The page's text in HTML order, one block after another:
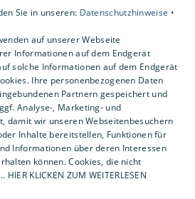
Sie in unseren: Datenschutzhinweise •
auf unserer Webseite
Informationen auf dem Endgerät
solche Informationen auf dem Endgerät
Ihre personenbezogenen Daten
Partnern gespeichert und
Analyse-, Marketing- und
damit wir unseren Webseitenbesuchern
Inhalte bereitstellen, Funktionen für
Informationen über deren Interessen
können. Cookies, die nicht
KLICKEN ZUM WEITERLESEN